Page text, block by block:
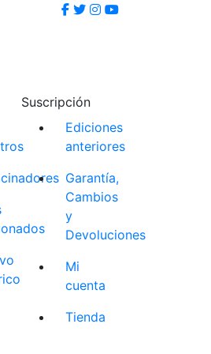
Suscripción
Ediciones
anteriores
Garantía,
Cambios
y
Devoluciones
Mi
cuenta
Tienda